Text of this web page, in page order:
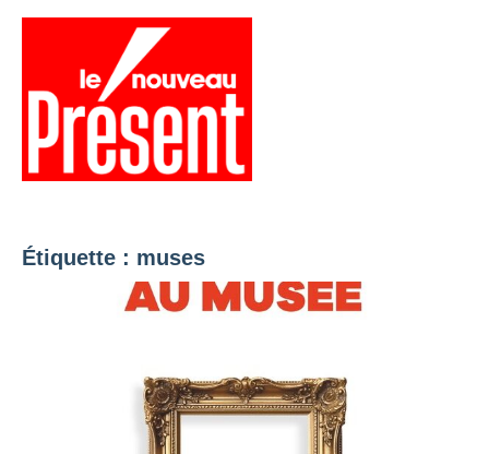
Aller
Étiquette : muses